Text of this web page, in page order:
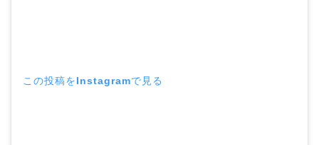
この投稿をInstagramで見る